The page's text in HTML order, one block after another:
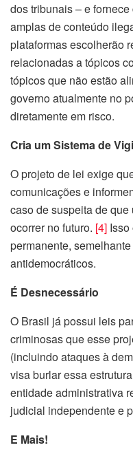
dos tribunais – e
amplas de conteúdo
plataformas escolherão
relacionadas a tópicos
tópicos que não estão
governo atualmente no
diretamente em risco.
Cria um Sistema de
O projeto de lei exige
comunicações e
caso de suspeita de
ocorrer no futuro. [4]
permanente,
antidemocráticos.
É Desnecessário
O Brasil já possui leis
criminosas que esse
(incluindo ataques à
visa burlar essa
entidade administrativa
judicial independente e
E Mais!